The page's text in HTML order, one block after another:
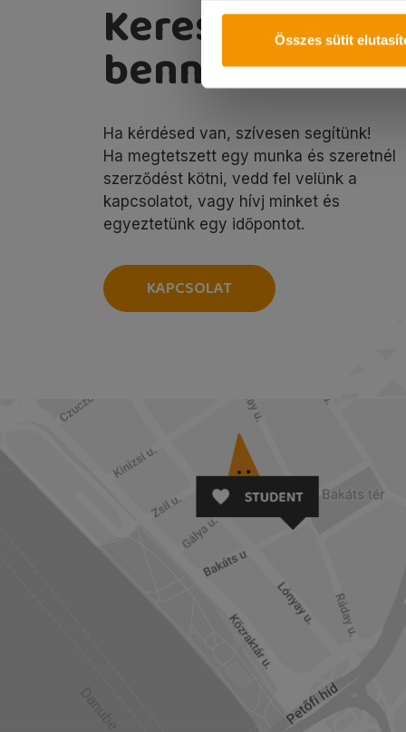
Összes sütit
Keress
bennünket!
Ha kérdésed van, szívesen segítünk!
Ha megtetszett egy munka és szeretnél
szerződést kötni, vedd fel velünk a
kapcsolatot, vagy hívj minket és
egyeztetünk egy időpontot.
KAPCSOLAT